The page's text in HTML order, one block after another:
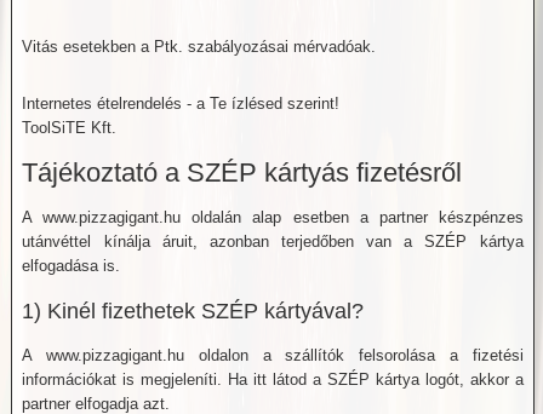
Vitás esetekben a Ptk. szabályozásai mérvadóak.
Internetes ételrendelés - a Te ízlésed szerint!
ToolSiTE Kft.
Tájékoztató a SZÉP kártyás fizetésről
A www.pizzagigant.hu oldalán alap esetben a partner készpénzes
utánvéttel kínálja áruit, azonban terjedőben van a SZÉP kártya
elfogadása is.
1) Kinél fizethetek SZÉP kártyával?
A www.pizzagigant.hu oldalon a szállítók felsorolása a fizetési
információkat is megjeleníti. Ha itt látod a SZÉP kártya logót, akkor a
partner elfogadja azt.